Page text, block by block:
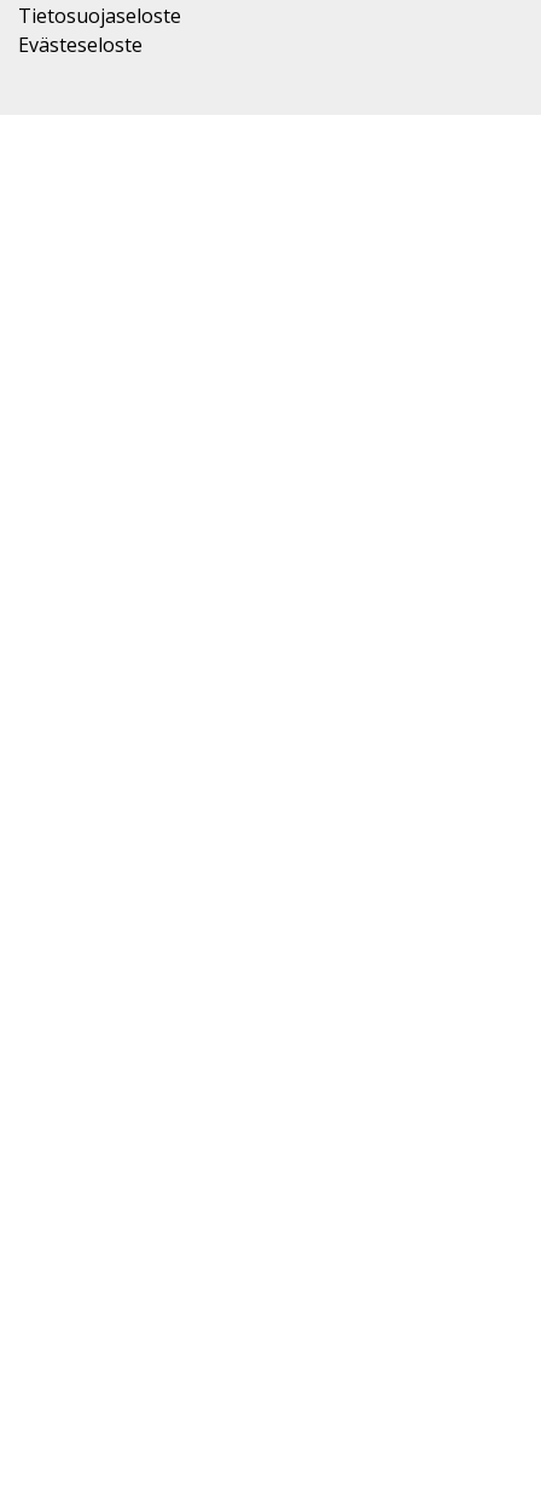
Tietosuojaseloste
Evästeseloste